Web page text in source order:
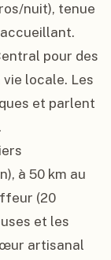
nuit), tenue
pour des
locale. Les
et parlent
à 50 km au
(20
et les
artisanal